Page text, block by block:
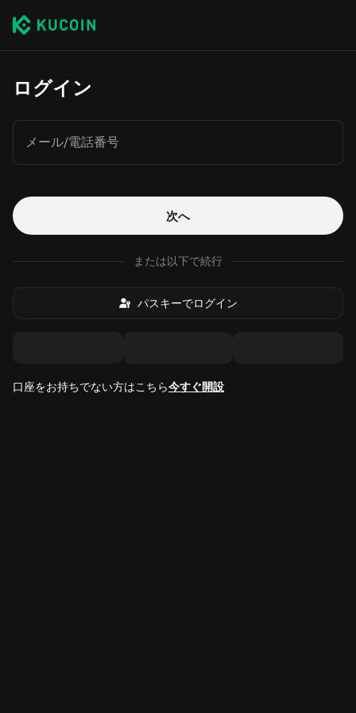
ログイン
メール/電話番号
次へ
または以下で続行
パスキーでログイン
口座をお持ちでない方はこちら今すぐ開設